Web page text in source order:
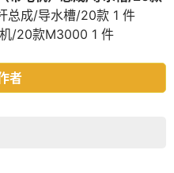
总成/导水槽/20款 1 件
/20款M3000 1 件
者